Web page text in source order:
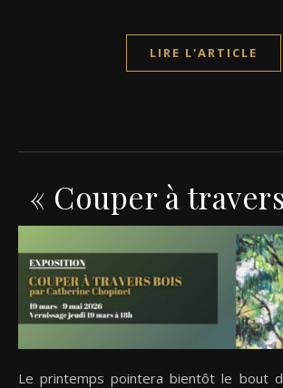
LIRE L'ARTICLE
« Couper à
Le printemps pointera bientôt le bout de son nez, avec